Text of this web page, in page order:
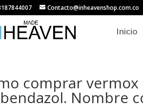
Contacto@inheavenshop.com.co
Inicio
comprar
Nombre